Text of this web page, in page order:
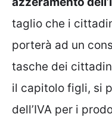
taglio che i
porterà ad un
tasche dei
il capitolo figli, si
dell’IVA per i